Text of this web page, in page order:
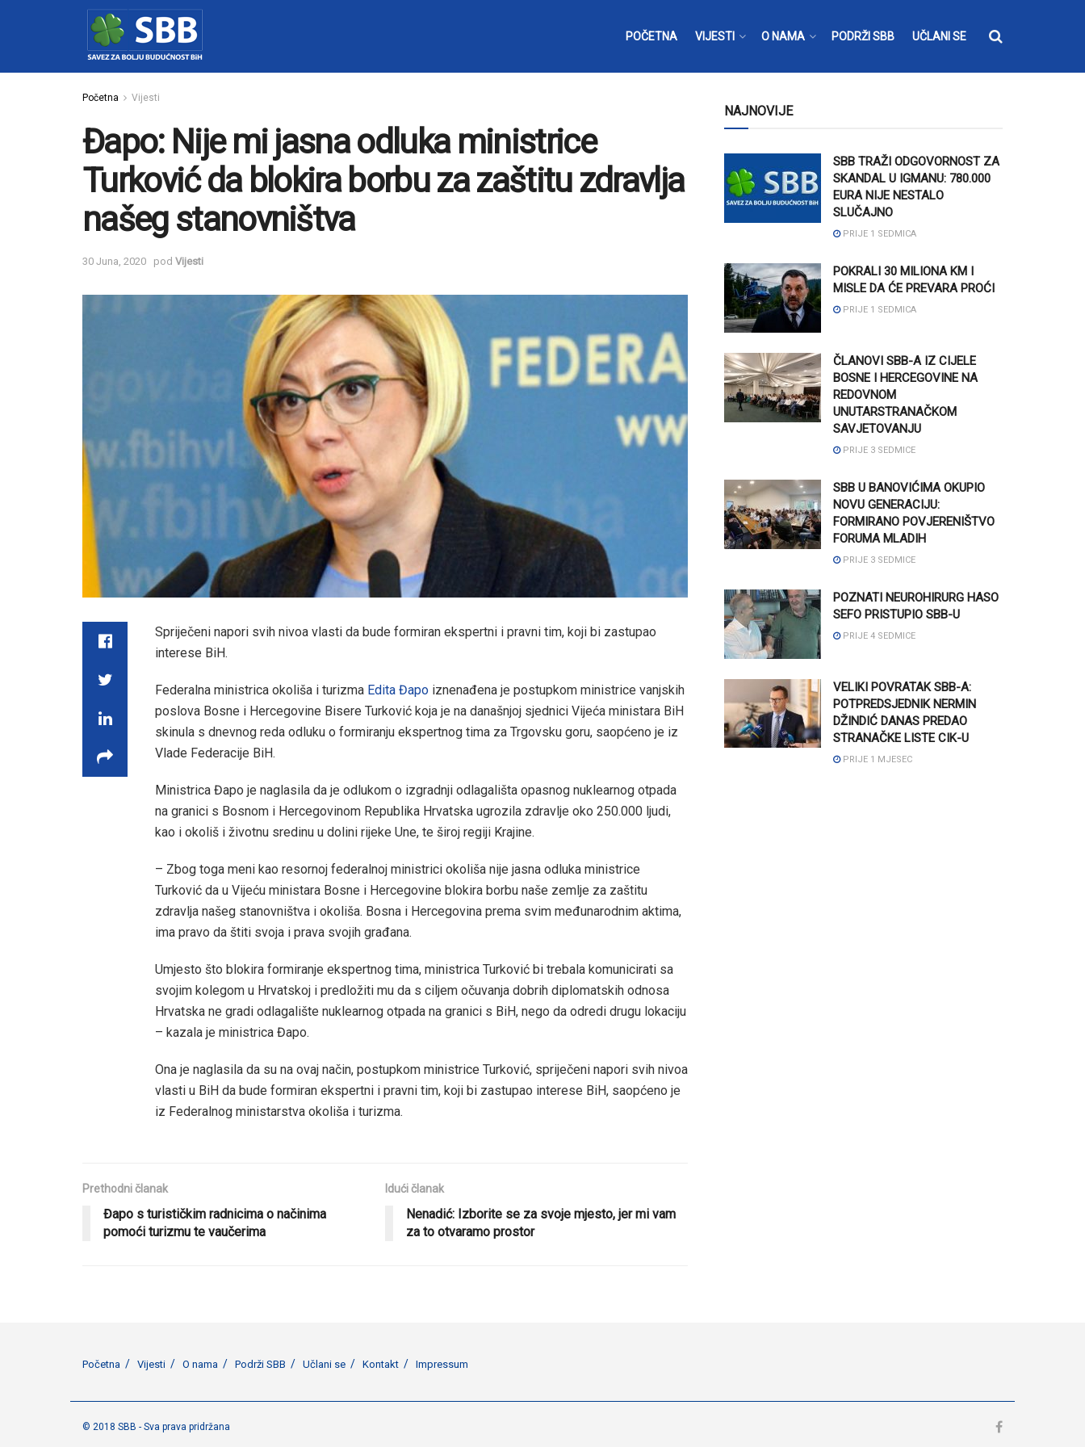
POČETNA VIJESTI O NAMA PODRŽI SBB UČLANI SE
Početna Vijesti
Đapo: Nije mi jasna odluka ministrice
Turković da blokira borbu za zaštitu zdravlja
našeg stanovništva
30 Juna, 2020 pod Vijesti
Spriječeni napori svih nivoa vlasti da bude formiran ekspertni i pravni tim, koji bi zastupao
interese BiH.
Federalna ministrica okoliša i turizma Edita Đapo iznenađena je postupkom ministrice vanjskih
poslova Bosne i Hercegovine Bisere Turković koja je na današnjoj sjednici Vijeća ministara BiH
skinula s dnevnog reda odluku o formiranju ekspertnog tima za Trgovsku goru, saopćeno je iz
Vlade Federacije BiH.
Ministrica Đapo je naglasila da je odlukom o izgradnji odlagališta opasnog nuklearnog otpada
na granici s Bosnom i Hercegovinom Republika Hrvatska ugrozila zdravlje oko 250.000 ljudi,
kao i okoliš i životnu sredinu u dolini rijeke Une, te široj regiji Krajine.
– Zbog toga meni kao resornoj federalnoj ministrici okoliša nije jasna odluka ministrice
Turković da u Vijeću ministara Bosne i Hercegovine blokira borbu naše zemlje za zaštitu
zdravlja našeg stanovništva i okoliša. Bosna i Hercegovina prema svim međunarodnim aktima,
ima pravo da štiti svoja i prava svojih građana.
Umjesto što blokira formiranje ekspertnog tima, ministrica Turković bi trebala komunicirati sa
svojim kolegom u Hrvatskoj i predložiti mu da s ciljem očuvanja dobrih diplomatskih odnosa
Hrvatska ne gradi odlagalište nuklearnog otpada na granici s BiH, nego da odredi drugu lokaciju
– kazala je ministrica Đapo.
Ona je naglasila da su na ovaj način, postupkom ministrice Turković, spriječeni napori svih nivoa
vlasti u BiH da bude formiran ekspertni i pravni tim, koji bi zastupao interese BiH, saopćeno je
iz Federalnog ministarstva okoliša i turizma.
Prethodni članak
Đapo s turističkim radnicima o načinima
pomoći turizmu te vaučerima
Idući članak
Nenadić: Izborite se za svoje mjesto, jer mi vam
za to otvaramo prostor
NAJNOVIJE
SBB TRAŽI ODGOVORNOST ZA
SKANDAL U IGMANU: 780.000
EURA NIJE NESTALO
SLUČAJNO
PRIJE 1 SEDMICA
POKRALI 30 MILIONA KM I
MISLE DA ĆE PREVARA PROĆI
PRIJE 1 SEDMICA
ČLANOVI SBB-A IZ CIJELE
BOSNE I HERCEGOVINE NA
REDOVNOM
UNUTARSTRANAČKOM
SAVJETOVANJU
PRIJE 3 SEDMICE
SBB U BANOVIĆIMA OKUPIO
NOVU GENERACIJU:
FORMIRANO POVJERENIŠTVO
FORUMA MLADIH
PRIJE 3 SEDMICE
POZNATI NEUROHIRURG HASO
SEFO PRISTUPIO SBB-U
PRIJE 4 SEDMICE
VELIKI POVRATAK SBB-A:
POTPREDSJEDNIK NERMIN
DŽINDIĆ DANAS PREDAO
STRANAČKE LISTE CIK-U
PRIJE 1 MJESEC
Početna Vijesti O nama Podrži SBB Učlani se Kontakt Impressum
© 2018 SBB - Sva prava pridržana